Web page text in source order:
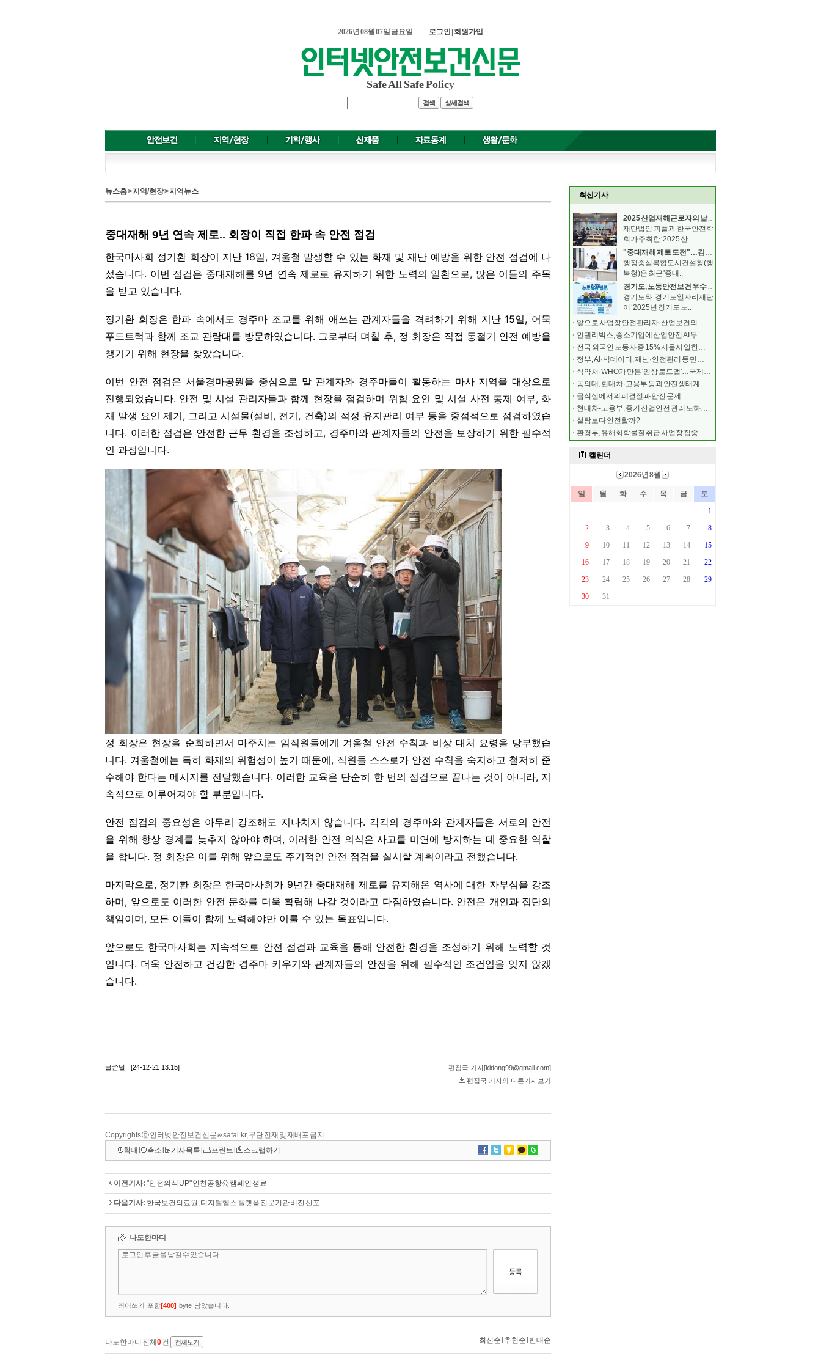
2026년 08월 07일 금요일 로그인 회원가입
Safe All Safe Policy
검색 상세검색
뉴스홈>지역/현장>지역뉴스
Copyrights ⓒ 인터넷 안전보건 신문 & safal.kr, 무단 전재 및 재배포 금지
확대
축소 기사목록 프린트 스크랩하기
이전기사 :"안전의식 UP" 인천공항公 캠페인 성료
다음기사 : 한국보건의료원, 디지털헬스 플랫폼 전문기관 비전 선포
최신기사
2025 산업재해근로자의 날 기념 안전보건 컨퍼런스
재단법인 피플과 한국안전학
회가 주최한 ‘2025 산..
"중대재해 제로 도전"…김형렬 행복청장, 안전의무 이행
행정중심복합도시건설청(행
복청)은 최근 '중대..
경기도, 노동안전보건 우수 중소기업 모집 …최대 500
경기도와 경기도일자리재단
이 ‘2025년 경기도 노..
앞으로 사업장 안전관리자·산업보건의 해임 시 보고해야
인텔리빅스, 중소기업에 산업안전 AI 무료 구축
전국 외국인 노동자 중 15% 서울서 일한다…안전 교육
정부, AI·빅데이터, 재난·안전관리 등 민간 전문가
식약처·WHO가 만든 '임상 로드맵'…국제학술지 실렸다
동의대, 현대차·고용부 등과 안전생태계 조성 협약
급식실에서의 폐결절과 안전 문제
현대차-고용부, 중기 산업안전 관리 노하우 공유
설탕보다 안전할까?
환경부, 유해화학물질 취급 사업장 집중안전점검